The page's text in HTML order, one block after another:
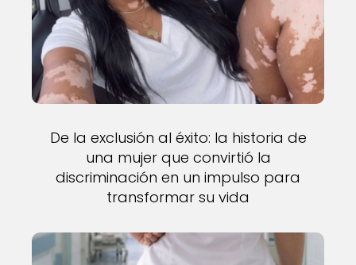
De la exclusión al éxito: la historia de
una mujer que convirtió la
discriminación en un impulso para
transformar su vida